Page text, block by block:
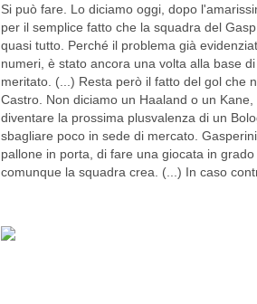
Si può fare. Lo diciamo oggi, dopo
per il semplice fatto che la squadra del
quasi tutto. Perché il problema già
numeri, è stato ancora una volta alla base
meritato. (...) Resta però il fatto del gol che
Castro. Non diciamo un Haaland o un
diventare la prossima plusvalenza di un
sbagliare poco in sede di mercato.
pallone in porta, di fare una giocata in
comunque la squadra crea. (...) In caso